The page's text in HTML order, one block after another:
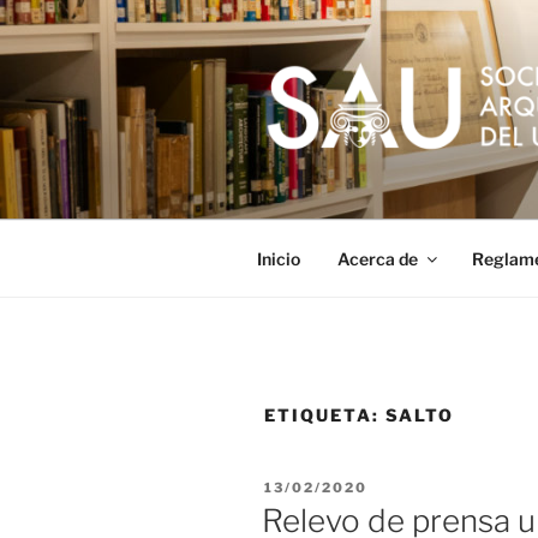
Saltar
al
contenido
Inicio Acerca de
ETIQUETA: SALTO
PUBLICADO
EL
13/02/2020
Relevo de prensa